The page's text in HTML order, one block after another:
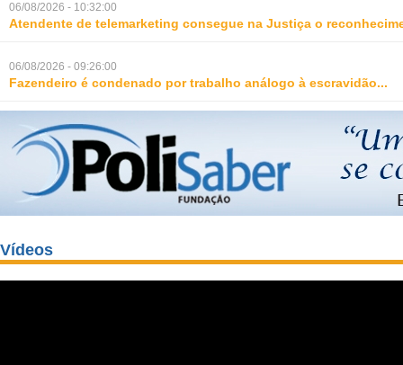
06/08/2026 - 10:32:00
Atendente de telemarketing consegue na Justiça o
06/08/2026 - 09:26:00
Fazendeiro é condenado por trabalho análogo à escravidão...
Vídeos